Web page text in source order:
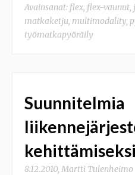
Avainsanat: flex, flex-vaunut,
matkaketju, multimodality,
työmatkapyöräily
Suunnitelmia
kehittämiseksi
8.12.2010, Martti Tulenheimo